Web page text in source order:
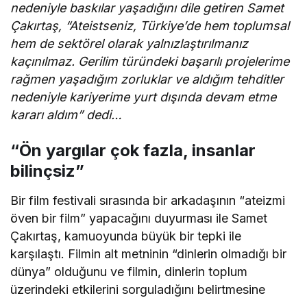
nedeniyle baskılar yaşadığını dile getiren Samet
Çakırtaş, “Ateistseniz, Türkiye’de hem toplumsal
hem de sektörel olarak yalnızlaştırılmanız
kaçınılmaz. Gerilim türündeki başarılı projelerime
rağmen yaşadığım zorluklar ve aldığım tehditler
nedeniyle kariyerime yurt dışında devam etme
kararı aldım” dedi…
“Ön yargılar çok fazla, insanlar
bilinçsiz”
Bir film festivali sırasında bir arkadaşının “ateizmi
öven bir film” yapacağını duyurması ile Samet
Çakırtaş, kamuoyunda büyük bir tepki ile
karşılaştı. Filmin alt metninin “dinlerin olmadığı bir
dünya” olduğunu ve filmin, dinlerin toplum
üzerindeki etkilerini sorguladığını belirtmesine